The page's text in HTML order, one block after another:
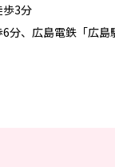
歩3分
6分、広島電鉄「広